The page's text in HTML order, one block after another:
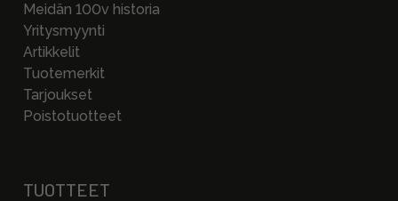
Meidän 100v historia
Yritysmyynti
Artikkelit
Tuotemerkit
Tarjoukset
Poistotuotteet
TUOTTEET